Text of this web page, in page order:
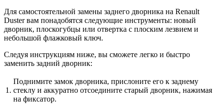
Для самостоятельной замены заднего дворника на Renault
Duster вам понадобятся следующие инструменты: новый
дворник, плоскогубцы или отвертка с плоским лезвием и
небольшой флажковый ключ.
Следуя инструкциям ниже, вы сможете легко и быстро
заменить задний дворник:
1.
Поднимите замок дворника, прислоните его к заднему
стеклу и аккуратно отсоедините старый дворник, нажимая
на фиксатор.